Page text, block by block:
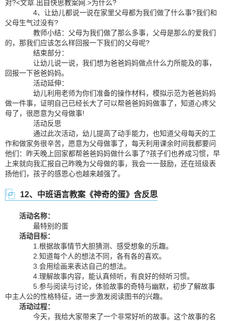
对?<文章.出自快思教案网.>为什么?
4、让幼儿都说一说在家里父母都为我们做了什么事?我们和
父母生气过没有?
教师小结：父母为我们做了那么多事，父母是那么的爱我们
的，那我们应该怎么样回报一下我们的父母呢?
结束部分：
让幼儿说一说，我们想为爸爸妈妈做点什么力所能及的事，
回报一下爸爸妈妈。
活动延伸：
幼儿利用老师为你们准备的操作材料，模拟示范为爸爸妈妈
做一件事，证明自己已经长大了可以帮爸爸妈妈做事了，知道心疼父
母了，很愿意为父母做事!
活动反思
通过此次活动，幼儿提高了动手能力，也知道父母每天的工
作和做家务很辛苦，愿意为父母做事了，每天利用课余时间我都要问
他们：昨天晚上回家都帮爸爸妈妈做什么事了?孩子们也养成习惯，早
上来就向我汇报自己昨晚为父母做的事，我会一一鼓励，还在班级表
扬他们，孩子的感恩心也越来越强了。
12、中班语言教案《神奇的蛋》含反思
活动名称：
最特别的蛋
活动目标：
1.根据故事情节大胆猜测、感受想象的乐趣。
2.知道每个人的想法不同，各有各的喜欢。
3.会用绘画来表达自己的想法。
4.理解故事内容，能认真倾听，有良好的倾听习惯。
5.参与阅读与讨论，体验故事的奇特与幽默，初步了解故事
中主人公的性格特征，进一步激发阅读图书的兴趣。
活动过程：
今天，我给大家带来了一个非常好听的故事。这个故事的名